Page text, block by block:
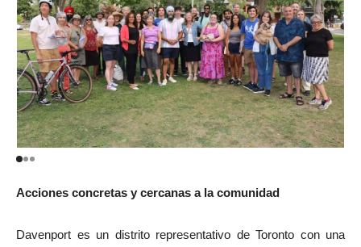
Acciones concretas y cercanas a la comunidad
Davenport es un distrito representativo de Toronto con una